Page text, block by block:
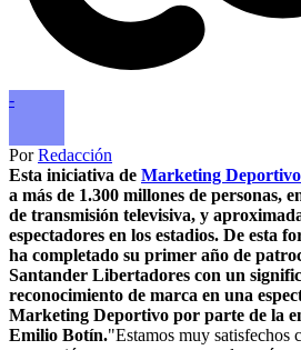
-
PorRedacción
Esta iniciativa de Marketing Deportivo
a más de 1.300 millones de personas,
de transmisión televisiva, y
espectadores en los estadios. De esta
ha completado su primer año de
Santander Libertadores con un
reconocimiento de marca en una
Marketing Deportivo por parte de la
Emilio Botín."Estamos muy satisfechos